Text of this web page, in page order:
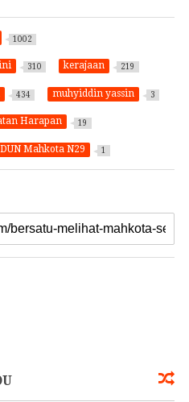
1002
310 kerajaan 219
434 muhyiddin yassin 3
Harapan 19
Mahkota N29 1